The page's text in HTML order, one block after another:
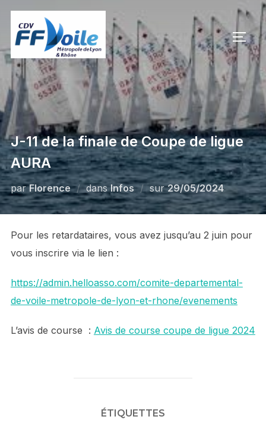
Aller
contenu
J-11 de la finale de Coupe de ligue
AURA
parFlorence dansInfos surPublié
le
29/05/2024
Pour les retardataires, vous avez jusqu’au 2 juin pour
vous inscrire via le lien :
https://admin.helloasso.com/comite-departemental-
de-voile-metropole-de-lyon-et-rhone/evenements
L’avis de course : Avis de course coupe de ligue 2024
ÉTIQUETTES